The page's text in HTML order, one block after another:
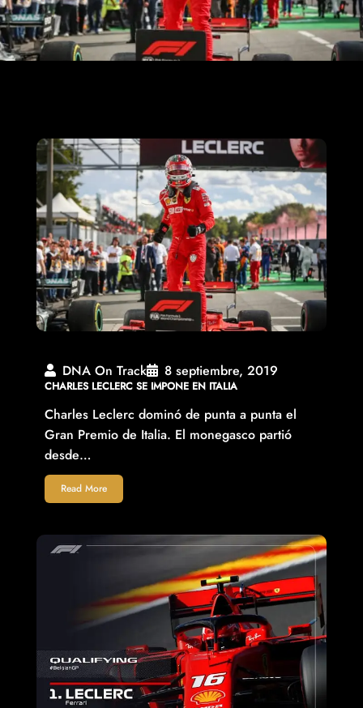
DNA On Track 8 septiembre, 2019
CHARLES LECLERC SE IMPONE EN ITALIA
Charles Leclerc dominó de punta a punta el
Gran Premio de Italia. El monegasco partió
desde…
Read More